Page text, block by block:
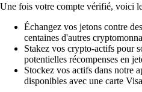
Une fois votre compte vérifié, voici
Échangez vos jetons contre
centaines d'autres
Stakez vos crypto-actifs pour
potentielles récompenses en
Stockez vos actifs dans notre
disponibles avec une carte